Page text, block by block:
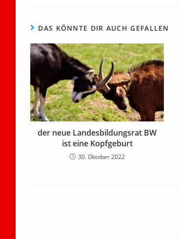
DAS KÖNNTE DIR AUCH GEFALLEN
der neue Landesbildungsrat BW
ist eine Kopfgeburt
30. Oktober 2022